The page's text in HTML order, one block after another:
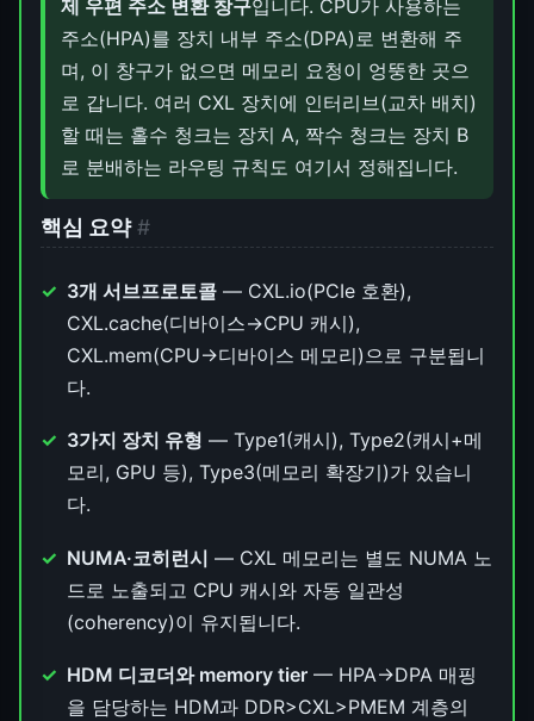
제 우편 주소 변환 창구입니다. CPU가 사용하는
주소(HPA)를 장치 내부 주소(DPA)로 변환해 주
며, 이 창구가 없으면 메모리 요청이 엉뚱한 곳으
로 갑니다. 여러 CXL 장치에 인터리브(교차 배치)
할 때는 홀수 청크는 장치 A, 짝수 청크는 장치 B
로 분배하는 라우팅 규칙도 여기서 정해집니다.
핵심 요약 #
3개 서브프로토콜 — CXL.io(PCIe 호환),
CXL.cache(디바이스→CPU 캐시),
CXL.mem(CPU→디바이스 메모리)으로 구분됩니
다.
3가지 장치 유형 — Type1(캐시), Type2(캐시+메
모리, GPU 등), Type3(메모리 확장기)가 있습니
다.
NUMA·코히런시 — CXL 메모리는 별도 NUMA 노
드로 노출되고 CPU 캐시와 자동 일관성
(coherency)이 유지됩니다.
HDM 디코더와 memory tier — HPA→DPA 매핑
을 담당하는 HDM과 DDR>CXL>PMEM 계층의